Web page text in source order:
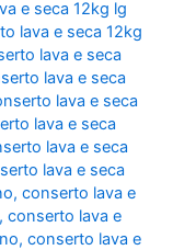
e seca 12kg lg
lava e seca 12kg
lava e seca
lava e seca
lava e seca
lava e seca
lava e seca
lava e seca
,conserto lava e
,conserto lava e
,conserto lava e